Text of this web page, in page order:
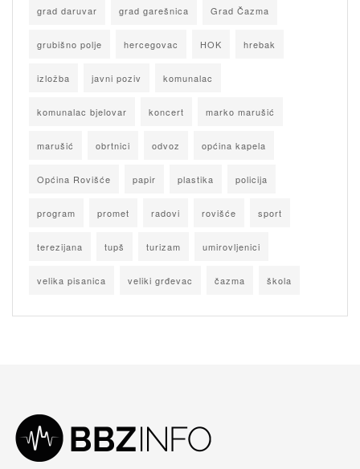
grad daruvar grad garešnica Grad Čazma
grubišno polje hercegovac HOK hrebak
izložba javni poziv komunalac
komunalac bjelovar koncert marko marušić
marušić obrtnici odvoz općina kapela
Općina Rovišće papir plastika policija
program promet radovi rovišće sport
terezijana tupš turizam umirovljenici
velika pisanica veliki grđevac čazma škola